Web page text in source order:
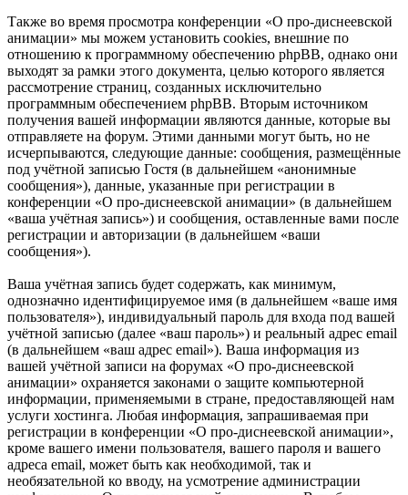
Также во время просмотра конференции «О про-диснеевской
анимации» мы можем установить cookies, внешние по
отношению к программному обеспечению phpBB, однако они
выходят за рамки этого документа, целью которого является
рассмотрение страниц, созданных исключительно
программным обеспечением phpBB. Вторым источником
получения вашей информации являются данные, которые вы
отправляете на форум. Этими данными могут быть, но не
исчерпываются, следующие данные: сообщения, размещённые
под учётной записью Гостя (в дальнейшем «анонимные
сообщения»), данные, указанные при регистрации в
конференции «О про-диснеевской анимации» (в дальнейшем
«ваша учётная запись») и сообщения, оставленные вами после
регистрации и авторизации (в дальнейшем «ваши
сообщения»).
Ваша учётная запись будет содержать, как минимум,
однозначно идентифицируемое имя (в дальнейшем «ваше имя
пользователя»), индивидуальный пароль для входа под вашей
учётной записью (далее «ваш пароль») и реальный адрес email
(в дальнейшем «ваш адрес email»). Ваша информация из
вашей учётной записи на форумах «О про-диснеевской
анимации» охраняется законами о защите компьютерной
информации, применяемыми в стране, предоставляющей нам
услуги хостинга. Любая информация, запрашиваемая при
регистрации в конференции «О про-диснеевской анимации»,
кроме вашего имени пользователя, вашего пароля и вашего
адреса email, может быть как необходимой, так и
необязательной ко вводу, на усмотрение администрации